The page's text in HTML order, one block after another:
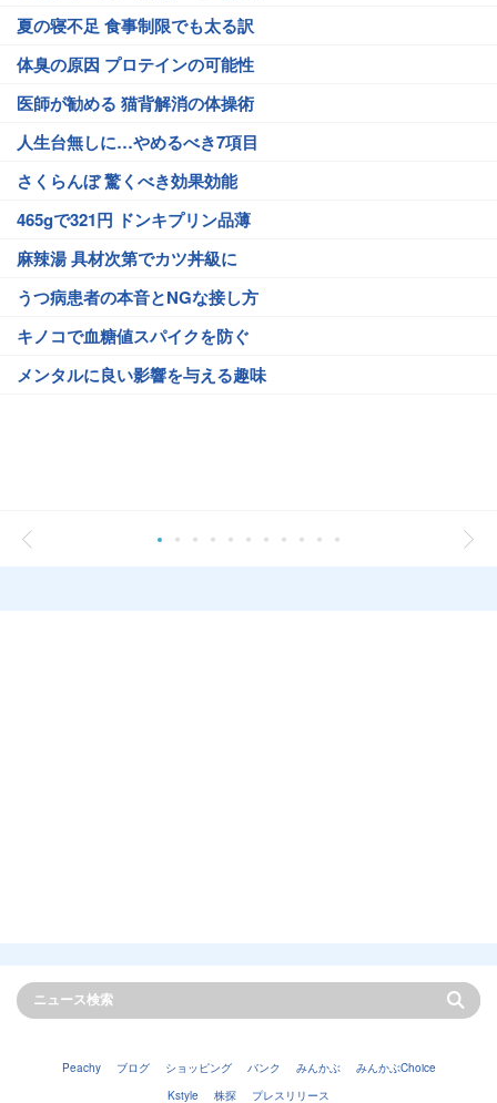
夏の寝不足 食事制限でも太る訳
体臭の原因 プロテインの可能性
医師が勧める 猫背解消の体操術
人生台無しに…やめるべき7項目
さくらんぼ 驚くべき効果効能
465gで321円 ドンキプリン品薄
麻辣湯 具材次第でカツ丼級に
うつ病患者の本音とNGな接し方
キノコで血糖値スパイクを防ぐ
メンタルに良い影響を与える趣味
Peachy ブログ ショッピング バンク みんかぶ
みんかぶChoice
Kstyle
株探 プレスリリース